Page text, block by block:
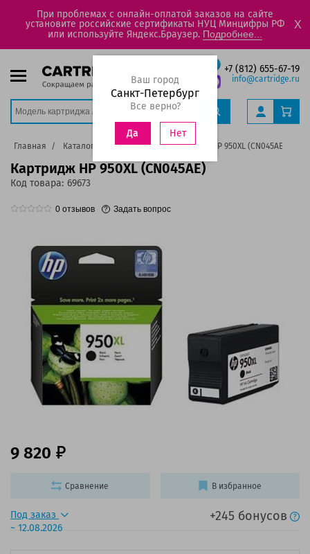
При проблемах с онлайн-оплатой заказов на сайте
установите российские сертификаты НУЦ Минцифры РФ
или используйте Яндекс.Браузер. Подробнее...
X
+7 (812) 655-67-19
info@cartridge.ru
Ваш город
Санкт-Петербург
Все верно?
Да Нет
Главная Каталог Картриджи Картридж HP 950XL (CN045AE)
Картридж HP 950XL (CN045AE)
Код товара: 69673
0 отзывов Задать вопрос
Под заказ
~ 12.08.2026
+245 бонусов
9 820
Сравнение В избранное